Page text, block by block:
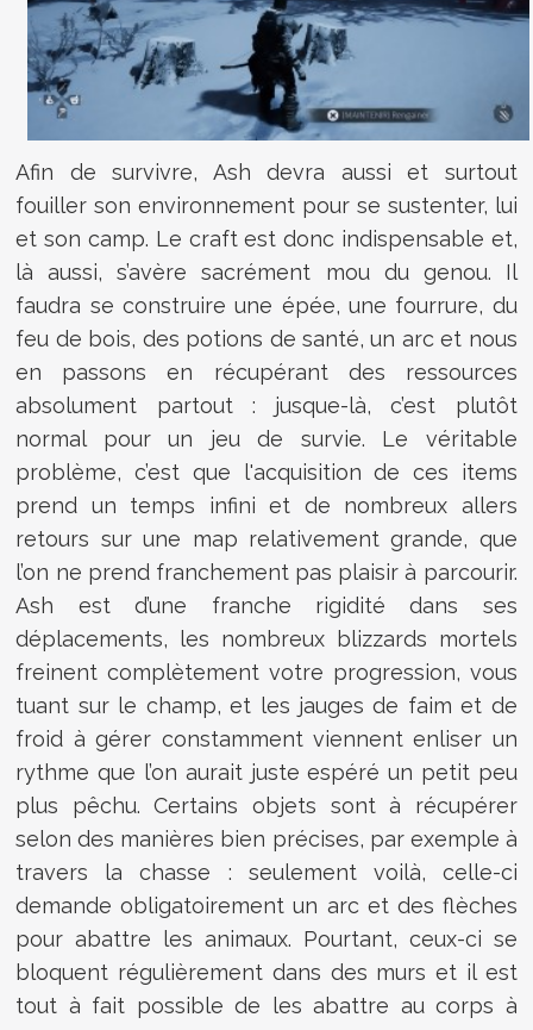
Afin de survivre, Ash devra aussi et surtout
fouiller son environnement pour se sustenter, lui
et son camp. Le craft est donc indispensable et,
là aussi, s’avère sacrément mou du genou. Il
faudra se construire une épée, une fourrure, du
feu de bois, des potions de santé, un arc et nous
en passons en récupérant des ressources
absolument partout : jusque-là, c’est plutôt
normal pour un jeu de survie. Le véritable
problème, c’est que l'acquisition de ces items
prend un temps infini et de nombreux allers
retours sur une map relativement grande, que
l’on ne prend franchement pas plaisir à parcourir.
Ash est d’une franche rigidité dans ses
déplacements, les nombreux blizzards mortels
freinent complètement votre progression, vous
tuant sur le champ, et les jauges de faim et de
froid à gérer constamment viennent enliser un
rythme que l’on aurait juste espéré un petit peu
plus pêchu. Certains objets sont à récupérer
selon des manières bien précises, par exemple à
travers la chasse : seulement voilà, celle-ci
demande obligatoirement un arc et des flèches
pour abattre les animaux. Pourtant, ceux-ci se
bloquent régulièrement dans des murs et il est
tout à fait possible de les abattre au corps à